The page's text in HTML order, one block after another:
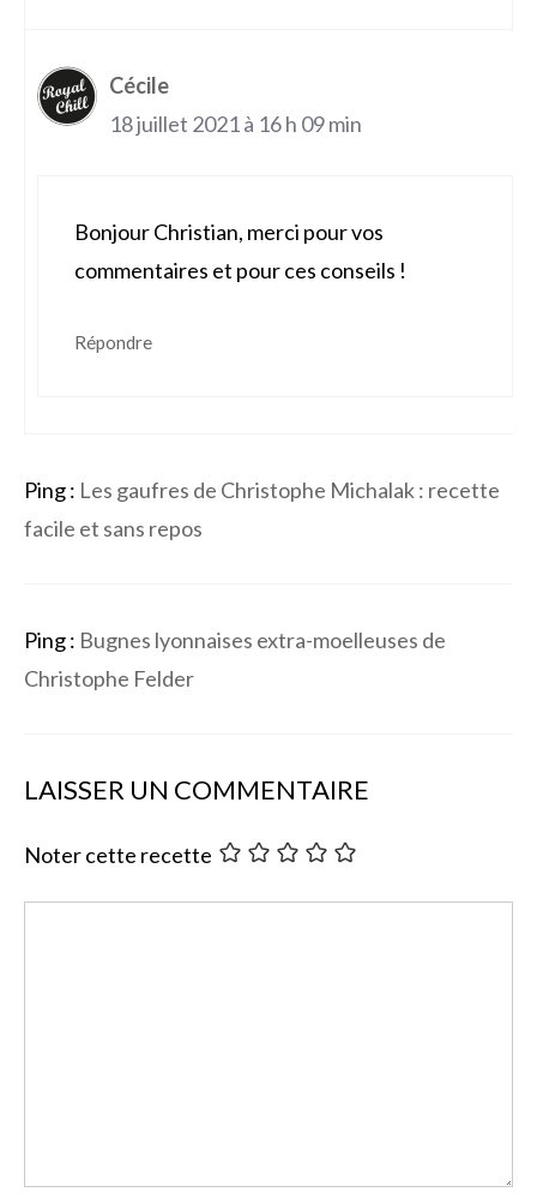
Cécile
18 juillet 2021 à 16 h 09 min
Bonjour Christian, merci pour vos
commentaires et pour ces conseils !
Répondre
Ping : Les gaufres de Christophe Michalak : recette
facile et sans repos
Ping : Bugnes lyonnaises extra-moelleuses de
Christophe Felder
LAISSER UN COMMENTAIRE
Noter cette recette